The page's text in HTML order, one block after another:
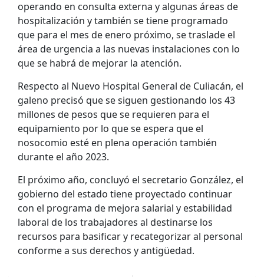
operando en consulta externa y algunas áreas de
hospitalización y también se tiene programado
que para el mes de enero próximo, se traslade el
área de urgencia a las nuevas instalaciones con lo
que se habrá de mejorar la atención.
Respecto al Nuevo Hospital General de Culiacán, el
galeno precisó que se siguen gestionando los 43
millones de pesos que se requieren para el
equipamiento por lo que se espera que el
nosocomio esté en plena operación también
durante el año 2023.
El próximo año, concluyó el secretario González, el
gobierno del estado tiene proyectado continuar
con el programa de mejora salarial y estabilidad
laboral de los trabajadores al destinarse los
recursos para basificar y recategorizar al personal
conforme a sus derechos y antigüedad.